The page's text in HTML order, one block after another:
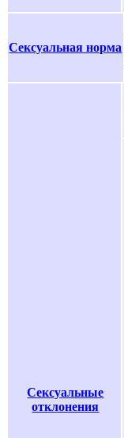
Сексуальная норма
Сексуальные
отклонения